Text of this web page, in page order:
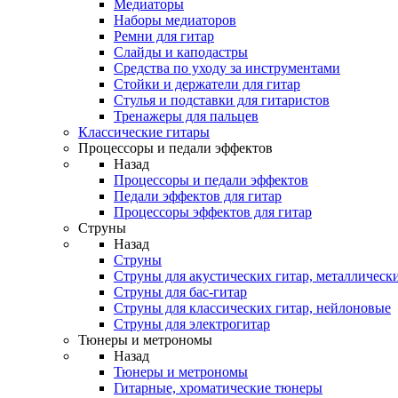
Медиаторы
Наборы медиаторов
Ремни для гитар
Слайды и каподастры
Средства по уходу за инструментами
Стойки и держатели для гитар
Стулья и подставки для гитаристов
Тренажеры для пальцев
Классические гитары
Процессоры и педали эффектов
Назад
Процессоры и педали эффектов
Педали эффектов для гитар
Процессоры эффектов для гитар
Струны
Назад
Струны
Струны для акустических гитар,
Струны для бас-гитар
Струны для классических гитар, нейлоновые
Струны для электрогитар
Тюнеры и метрономы
Назад
Тюнеры и метрономы
Гитарные, хроматические тюнеры